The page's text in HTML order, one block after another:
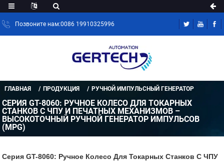
Позвоните нам:0086 19910325996
ГЛАВНАЯ ПРОДУКЦИЯ РУЧНОЙ ИМПУЛЬСНЫЙ ГЕНЕРАТОР
СЕРИЯ GT-8060: РУЧНОЕ КОЛЕСО ДЛЯ ТОКАРНЫХ
СТАНКОВ С ЧПУ И ПЕЧАТНЫХ МЕХАНИЗМОВ –
ВЫСОКОТОЧНЫЙ РУЧНОЙ ГЕНЕРАТОР ИМПУЛЬСОВ
(MPG)
Серия GT-8060: Ручное Колесо Для Токарных Станков С ЧПУ